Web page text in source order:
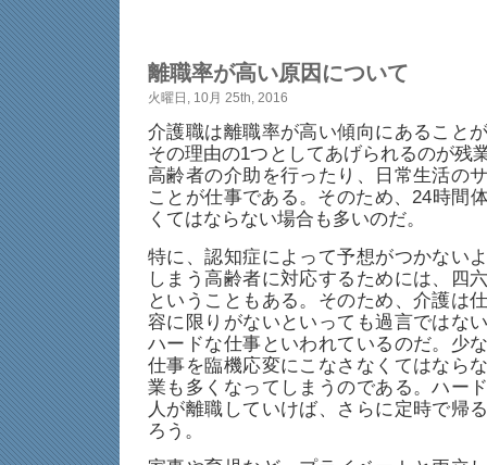
離職率が高い原因について
火曜日, 10月 25th, 2016
介護職は離職率が高い傾向にあること
その理由の1つとしてあげられるのが残
高齢者の介助を行ったり、日常生活の
ことが仕事である。そのため、24時間
くてはならない場合も多いのだ。
特に、認知症によって予想がつかない
しまう高齢者に対応するためには、四
ということもある。そのため、介護は
容に限りがないといっても過言ではな
ハードな仕事といわれているのだ。少
仕事を臨機応変にこなさなくてはなら
業も多くなってしまうのである。ハー
人が離職していけば、さらに定時で帰
ろう。